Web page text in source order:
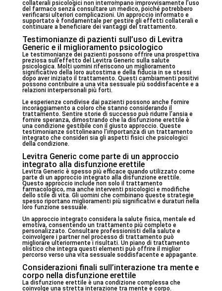
collaterali psicologici non interrompano improvvisamente l’uso
del farmaco senza consultare un medico, poiché potrebbero
verificarsi ulteriori complicazioni. Un approccio informato e
supportato è fondamentale per gestire gli effetti collaterali e
continuare a beneficiare dei vantaggi del trattamento.
Testimonianze di pazienti sull’uso di Levitra
Generic e il miglioramento psicologico
Le testimonianze dei pazienti possono offrire una prospettiva
preziosa sull’effetto del Levitra Generic sulla salute
psicologica. Molti uomini riferiscono un miglioramento
significativo della loro autostima e della fiducia in se stessi
dopo aver iniziato il trattamento. Questi cambiamenti positivi
possono contribuire a una vita sessuale più soddisfacente e a
relazioni interpersonali più forti.
Le esperienze condivise dai pazienti possono anche fornire
incoraggiamento a coloro che stanno considerando il
trattamento. Sentire storie di successo può ridurre l’ansia e
fornire speranza, dimostrando che la disfunzione erettile è
una condizione gestibile con il giusto approccio. Queste
testimonianze sottolineano l’importanza di un trattamento
integrato che consideri sia gli aspetti fisici che psicologici
della condizione.
Levitra Generic come parte di un approccio
integrato alla disfunzione erettile
Levitra Generic è spesso più efficace quando utilizzato come
parte di un approccio integrato alla disfunzione erettile.
Questo approccio include non solo il trattamento
farmacologico, ma anche interventi psicologici e modifiche
dello stile di vita. Gli uomini che combinano queste strategie
spesso riportano miglioramenti più significativi e duraturi nella
loro funzione sessuale.
Un approccio integrato considera la salute fisica, mentale ed
emotiva, consentendo un trattamento più completo e
personalizzato. Consultare professionisti della salute e
coinvolgere i partner nel processo di trattamento può
migliorare ulteriormente i risultati. Un piano di trattamento
olistico che integra questi elementi può offrire il miglior
percorso verso una vita sessuale soddisfacente e appagante.
Considerazioni finali sull’interazione tra mente e
corpo nella disfunzione erettile
La disfunzione erettile è una condizione complessa che
coinvolge una stretta interazione tra mente e corpo.